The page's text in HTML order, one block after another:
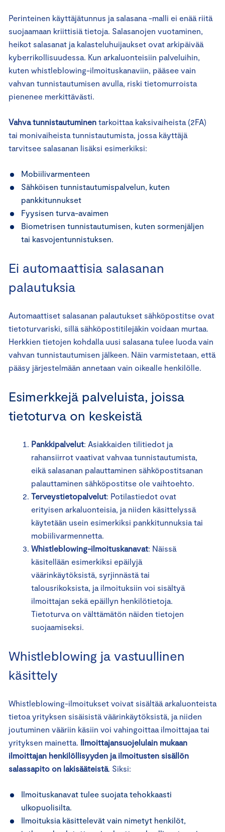
Perinteinen käyttäjätunnus ja salasana -malli ei enää riitä
suojaamaan kriittisiä tietoja. Salasanojen vuotaminen,
heikot salasanat ja kalasteluhuijaukset ovat arkipäivää
kyberrikollisuudessa. Kun arkaluonteisiin palveluihin,
kuten whistleblowing-ilmoituskanaviin, pääsee vain
vahvan tunnistautumisen avulla, riski tietomurroista
pienenee merkittävästi.
Vahva tunnistautuminen tarkoittaa kaksivaiheista (2FA)
tai monivaiheista tunnistautumista, jossa käyttäjä
tarvitsee salasanan lisäksi esimerkiksi:
Mobiilivarmenteen
Sähköisen tunnistautumispalvelun, kuten
pankkitunnukset
Fyysisen turva-avaimen
Biometrisen tunnistautumisen, kuten sormenjäljen
tai kasvojentunnistuksen.
Ei automaattisia salasanan
palautuksia
Automaattiset salasanan palautukset sähköpostitse ovat
tietoturvariski, sillä sähköpostitilejäkin voidaan murtaa.
Herkkien tietojen kohdalla uusi salasana tulee luoda vain
vahvan tunnistautumisen jälkeen. Näin varmistetaan, että
pääsy järjestelmään annetaan vain oikealle henkilölle.
Esimerkkejä palveluista, joissa
tietoturva on keskeistä
Pankkipalvelut: Asiakkaiden tilitiedot ja
rahansiirrot vaativat vahvaa tunnistautumista,
eikä salasanan palauttaminen sähköpostitsanan
palauttaminen sähköpostitse ole vaihtoehto.
Terveystietopalvelut: Potilastiedot ovat
erityisen arkaluonteisia, ja niiden käsittelyssä
käytetään usein esimerkiksi pankkitunnuksia tai
mobiilivarmennetta.
Whistleblowing-ilmoituskanavat: Näissä
käsitellään esimerkiksi epäilyjä
väärinkäytöksistä, syrjinnästä tai
talousrikoksista, ja ilmoituksiin voi sisältyä
ilmoittajan sekä epäillyn henkilötietoja.
Tietoturva on välttämätön näiden tietojen
suojaamiseksi.
Whistleblowing ja vastuullinen
käsittely
Whistleblowing-ilmoitukset voivat sisältää arkaluonteista
tietoa yrityksen sisäisistä väärinkäytöksistä, ja niiden
joutuminen vääriin käsiin voi vahingoittaa ilmoittajaa tai
yrityksen mainetta. Ilmoittajansuojelulain mukaan
ilmoittajan henkilöllisyyden ja ilmoitusten sisällön
salassapito on lakisääteistä . Siksi:
Ilmoituskanavat tulee suojata tehokkaasti
ulkopuolisilta.
Ilmoituksia käsittelevät vain nimetyt henkilöt,